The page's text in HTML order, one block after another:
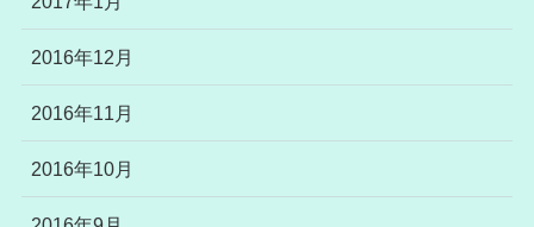
2016年12月
2016年11月
2016年10月